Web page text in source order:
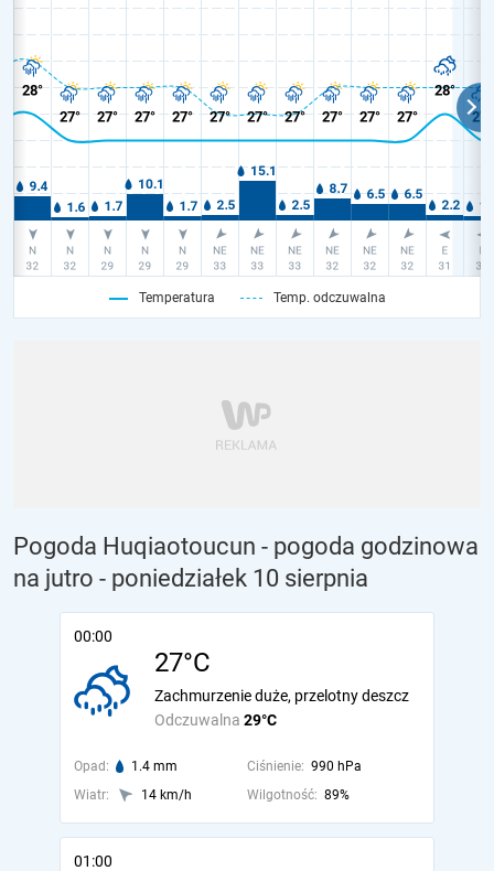
Temperatura Temp. odczuwalna
Pogoda Huqiaotoucun - pogoda godzinowa
na jutro - poniedziałek 10 sierpnia
00:00
27°C
Odczuwalna 29°C
Zachmurzenie duże, przelotny deszcz
Opad: 1.4 mm Ciśnienie: 990 hPa
Wiatr:
14 km/h Wilgotność: 89%
01:00